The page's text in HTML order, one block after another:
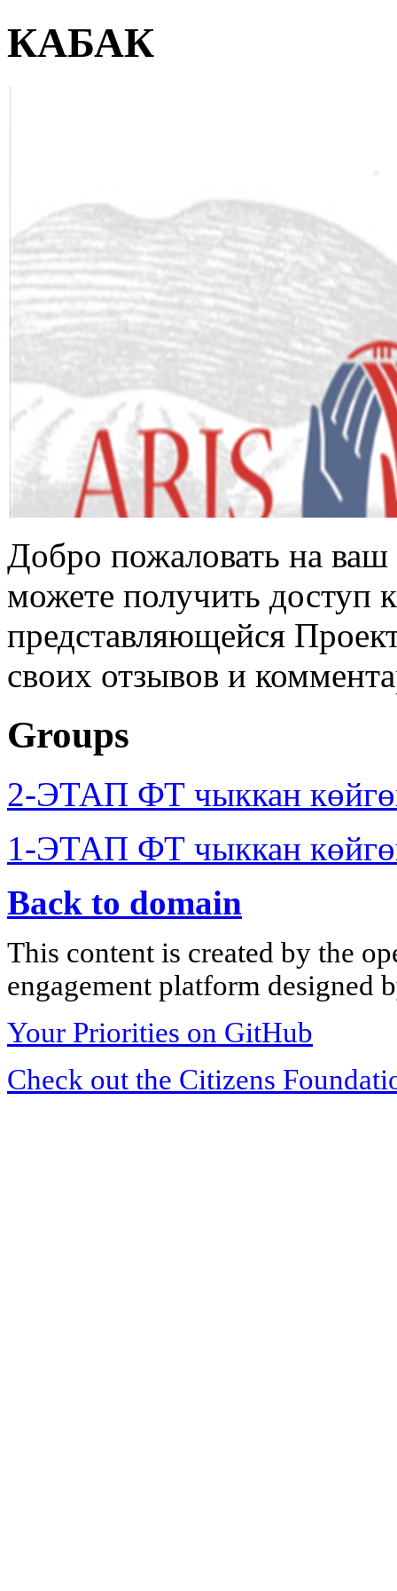
КАБАК
Добро пожаловать на
можете получить доступ
представляющейся
своих отзывов и
Groups
2-ЭТАП ФТ чыккан
1-ЭТАП ФТ чыккан
Back to domain
This content is created by the
engagement platform designed
Your Priorities on GitHub
Check out the Citizens